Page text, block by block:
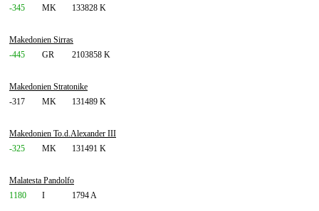
-345
MK 133828 K
Makedonien Sirras
-445
GR 2103858 K
Makedonien Stratonike
-317
MK 131489 K
Makedonien To.d.Alexander III
-325
MK 131491 K
Malatesta Pandolfo
1180
I 1794 A